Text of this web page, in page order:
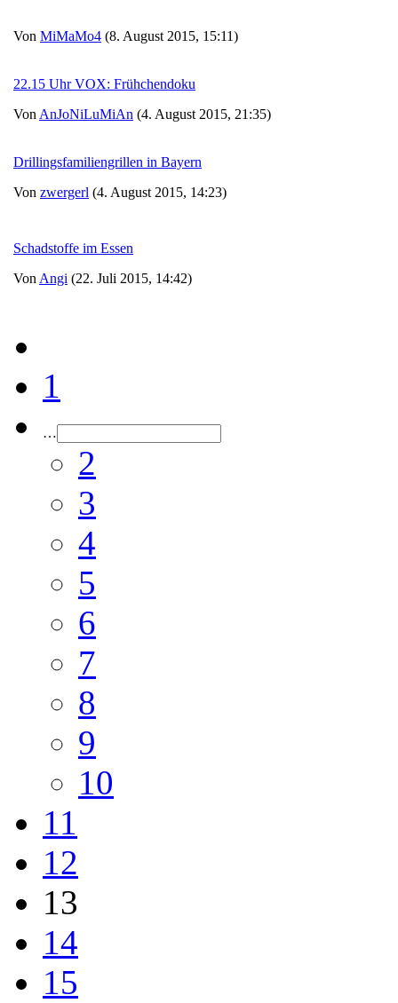
Von MiMaMo4 (8. August 2015, 15:11)
22.15 Uhr VOX: Frühchendoku
Von AnJoNiLuMiAn (4. August 2015, 21:35)
Drillingsfamiliengrillen in Bayern
Von zwergerl (4. August 2015, 14:23)
Schadstoffe im Essen
Von Angi (22. Juli 2015, 14:42)
1
…
2
3
4
5
6
7
8
9
10
11
12
13
14
15